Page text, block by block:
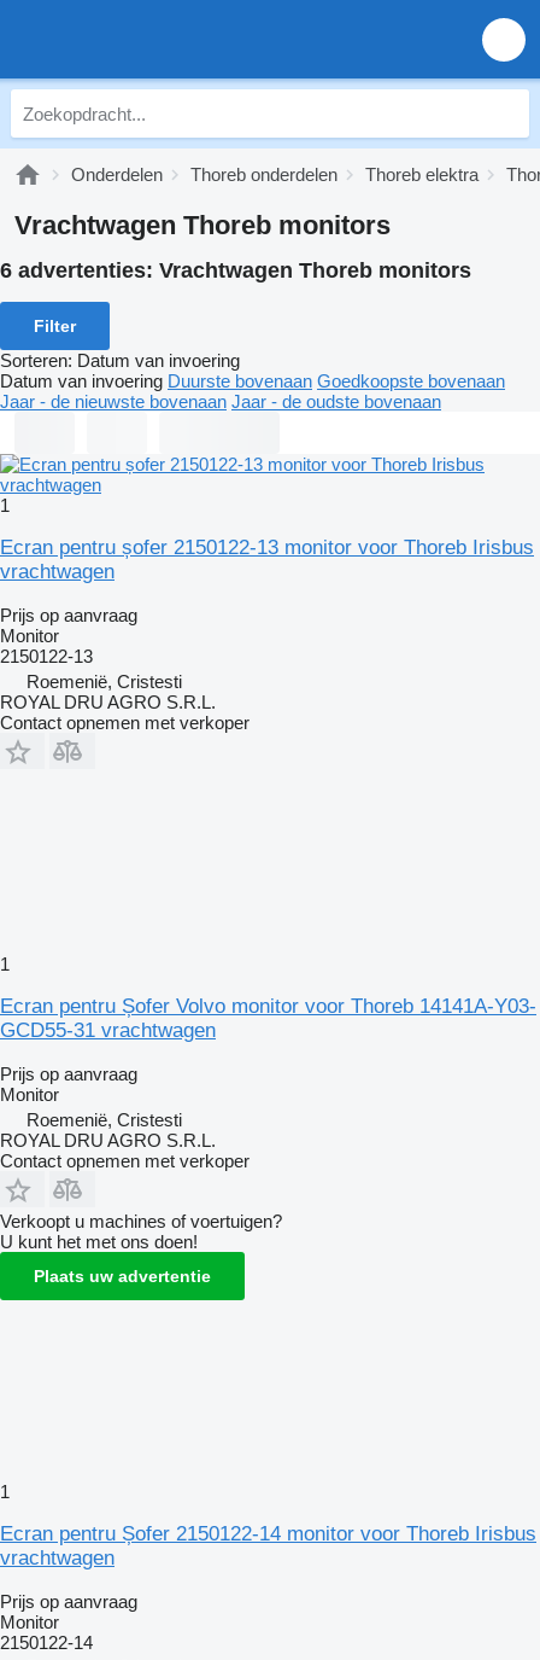
Onderdelen Thoreb onderdelen Thoreb elektra
Vrachtwagen Thoreb monitors
6 advertenties: Vrachtwagen Thoreb monitors
Filter
Sorteren: Datum van invoering
Datum van invoering Duurste bovenaan Goedkoopste bovenaan
Jaar - de nieuwste bovenaan Jaar - de oudste bovenaan
1
Ecran pentru șofer 2150122-13 monitor voor Thoreb Irisbus
vrachtwagen
Prijs op aanvraag
Monitor
2150122-13
Roemenië, Cristesti
ROYAL DRU AGRO S.R.L.
Contact opnemen met verkoper
1
Ecran pentru Șofer Volvo monitor voor Thoreb 14141A-Y03-
GCD55-31 vrachtwagen
Prijs op aanvraag
Monitor
Roemenië, Cristesti
ROYAL DRU AGRO S.R.L.
Contact opnemen met verkoper
Verkoopt u machines of voertuigen?
U kunt het met ons doen!
Plaats uw advertentie
1
Ecran pentru Șofer 2150122-14 monitor voor Thoreb Irisbus
vrachtwagen
Prijs op aanvraag
Monitor
2150122-14